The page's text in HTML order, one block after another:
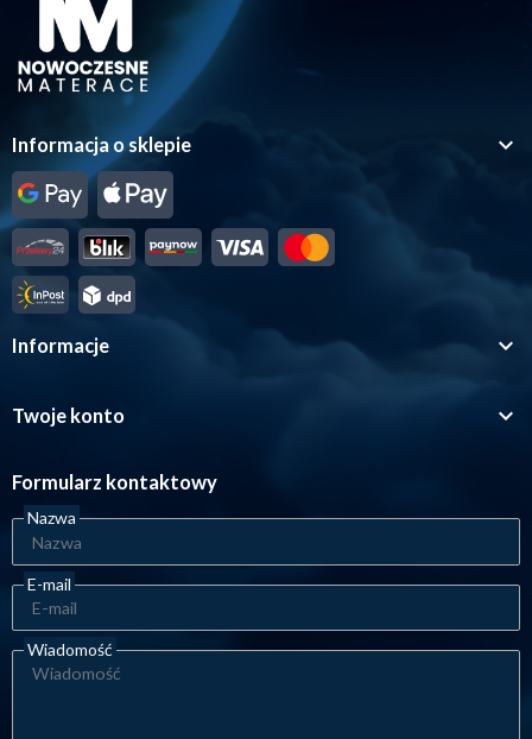
Informacja o sklepie 
Informacje 
Twoje konto 
Formularz kontaktowy
Nazwa
E-mail
Wiadomość